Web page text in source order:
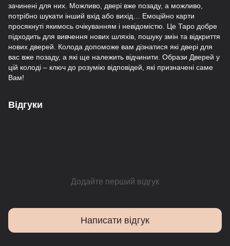
зачинені для них. Можливо, двері вже позаду, а можливо,
потрібно шукати інший вхід або вихід… Емоційно карти
просякнуті якимось очікуванням і невідомістю. Це Таро добре
підходить для вивчення нових шляхів, пошуку змін та відкриття
нових дверей. Колода допоможе вам дізнатися які двері для
вас вже позаду, а які ще належить відчинити. Образи Дверей у
цій колоді – ключ до розумію відповідей, які призначені саме
Вам!
Відгуки
Додайте перший відгук
Написати відгук